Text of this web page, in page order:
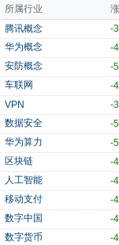
所属行业
腾讯概念
-
华为概念
-
安防概念
-
车联网
-
VPN
-
数据安全
-
华为算力
-
区块链
-
人工智能
-
移动支付
-
数字中国
-
数字货币
-